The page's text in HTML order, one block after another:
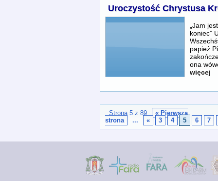
Uroczystość Chrystusa
„Jam
koniec”
papież
ona
więcej
Strona 5 z 89
« Pierwsza
strona
... « 3 4 5 6 7